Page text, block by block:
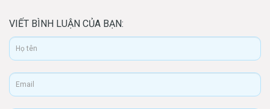
VIẾT BÌNH LUẬN CỦA BẠN: